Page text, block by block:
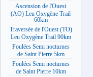
Ascension de l'Ouest
(AO) Leu Oxygène Trail
60km
Traversée de l'Ouest (TO)
Leu Oxygène Trail 90km
Foulées Semi nocturnes
de Saint Pierre 5km
Foulées Semi nocturnes
de Saint Pierre 10km